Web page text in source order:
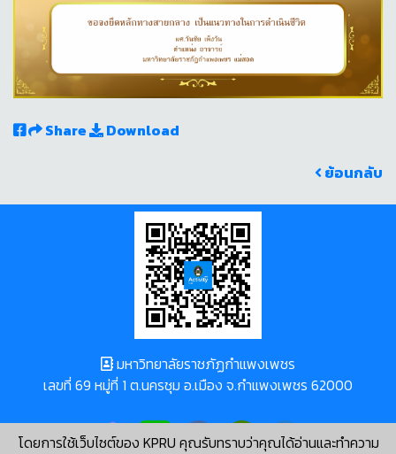
Share
Download
ย้อนกลับ
โดยการใช้เว็บไซต์ของ KPRU คุณรับทราบว่าคุณได้อ่านและทำความ
มหาวิทยาลัยราชภัฏกำแพงเพชร
เลขที่ 69 หมู่ที่ 1 ต.นครชุม อ.เมือง จ.กำแพงเพชร 62000